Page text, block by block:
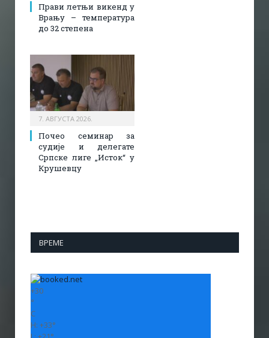
Прави летњи викенд у
Врању – температура
до 32 степена
7. АВГУСТА 2026.
Почео семинар за
судије и делегате
Српске лиге „Исток“ у
Крушевцу
ВРЕМЕ
+30
°
C
H: +33°